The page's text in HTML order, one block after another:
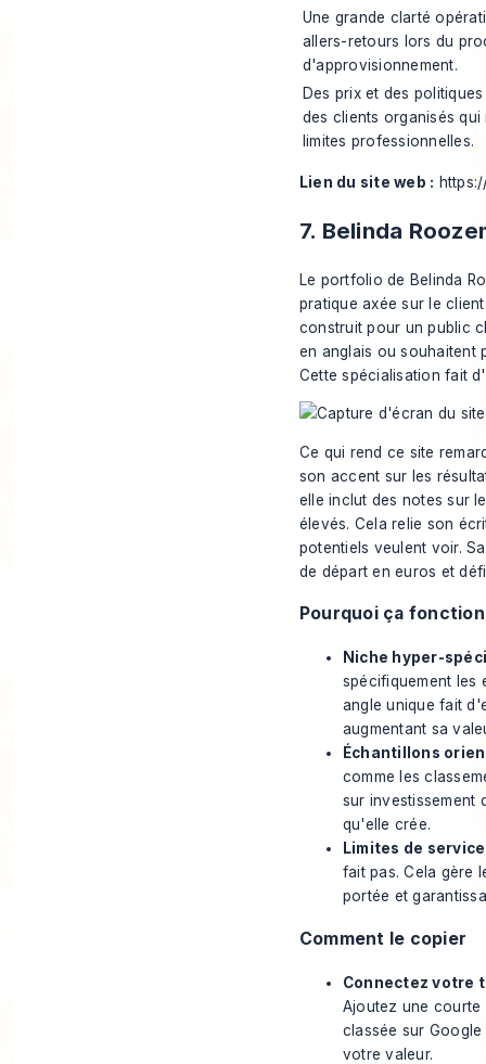
Une grande clarté
allers-retours lors du
d'approvisionnement.
Des prix et des
des clients organisés qui
limites professionnelles.
Lien du site web :
7. Belinda
Le portfolio de Belinda
pratique axée sur le
construit pour un public
en anglais ou souhaitent
Cette spécialisation fait
Ce qui rend ce site
son accent sur les
elle inclut des notes sur
élevés. Cela relie son
potentiels veulent voir.
de départ en euros et
Pourquoi ça
Niche hyper-
spécifiquement les
angle unique fait
augmentant sa
Échantillons
comme les
sur investissement
qu'elle crée.
Limites de
fait pas. Cela gère
portée et
Comment le copier
Connectez votre
Ajoutez une
classée sur
votre valeur.